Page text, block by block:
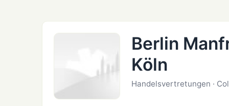
Berlin
Köln
Handelsvertretungen ·